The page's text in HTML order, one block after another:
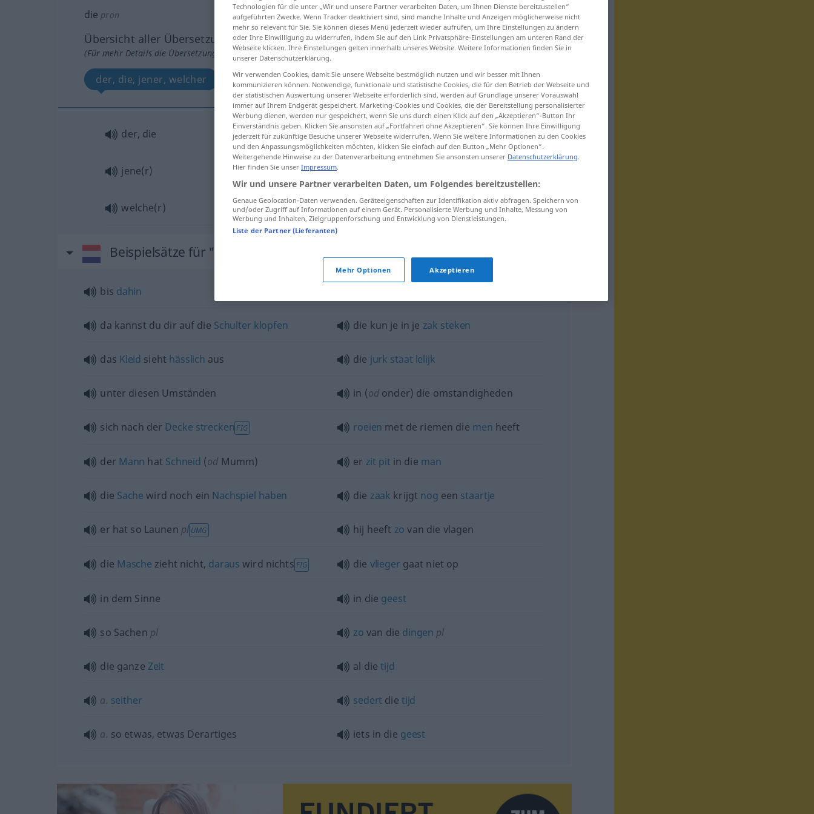
die pron
Übersicht aller Übersetzungen
(Für mehr Details die Übersetzung anklicken/antippen)
der, die, jener, welcher
der, die die
jene(r)
welche(r) die
Beispielsätze für "die"
bis dahin
da kannst du dir auf die Schulter klopfen die kun je in je zak steken
das Kleid sieht hässlich aus die jurk staat lelijk
unter diesen Umständen in (od onder) die omstandigheden
sich nach der Decke strecken FIG roeien met de riemen die men heeft
der Mann hat Schneid (od Mumm) er zit pit in die man
die Sache wird noch ein Nachspiel haben die zaak krijgt nog een staartje
er hat so Launen pl UMG hij heeft zo van die vlagen
die Masche zieht nicht, daraus wird nichts FIG die vlieger gaat niet op
in dem Sinne in die geest
so Sachen pl zo van die dingen pl
die ganze Zeit al dietijd
a. seither sedert die tijd
a. so etwas, etwas Derartiges iets in die geest
Technologien für die unter „Wir und unsere Partner verarbeiten Daten, um Ihnen Dienste bereitzustellen“
aufgeführten Zwecke. Wenn Tracker deaktiviert sind, sind manche Inhalte und Anzeigen möglicherweise nicht
mehr so relevant für Sie. Sie können dieses Menü jederzeit wieder aufrufen, um Ihre Einstellungen zu ändern
oder Ihre Einwilligung zu widerrufen, indem Sie auf den Link Privatsphäre-Einstellungen am unteren Rand der
Webseite klicken. Ihre Einstellungen gelten innerhalb unseres Website. Weitere Informationen finden Sie in
unserer Datenschutzerklärung.
Wir verwenden Cookies, damit Sie unsere Webseite bestmöglich nutzen und wir besser mit Ihnen
kommunizieren können. Notwendige, funktionale und statistische Cookies, die für den Betrieb der Webseite und
der statistischen Auswertung unserer Webseite erforderlich sind, werden auf Grundlage unserer Vorauswahl
immer auf Ihrem Endgerät gespeichert. Marketing-Cookies und Cookies, die der Bereitstellung personalisierter
Werbung dienen, werden nur gespeichert, wenn Sie uns durch einen Klick auf den „Akzeptieren“-Button Ihr
Einverständnis geben. Klicken Sie ansonsten auf „Fortfahren ohne Akzeptieren“. Sie können Ihre Einwilligung
jederzeit für zukünftige Besuche unserer Webseite widerrufen. Wenn Sie weitere Informationen zu den Cookies
und den Anpassungsmöglichkeiten möchten, klicken Sie einfach auf den Button „Mehr Optionen“.
Weitergehende Hinweise zu der Datenverarbeitung entnehmen Sie ansonsten unserer Datenschutzerklärung.
Hier finden Sie unser Impressum.
Wir und unsere Partner verarbeiten Daten, um Folgendes bereitzustellen:
Genaue Geolocation-Daten verwenden. Geräteeigenschaften zur Identifikation aktiv abfragen. Speichern von
und/oder Zugriff auf Informationen auf einem Gerät. Personalisierte Werbung und Inhalte, Messung von
Werbung und Inhalten, Zielgruppenforschung und Entwicklung von Dienstleistungen.
Liste der Partner (Lieferanten)
Mehr Optionen Akzeptieren